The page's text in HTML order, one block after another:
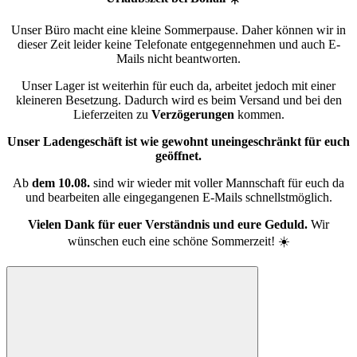
Unser Büro macht eine kleine Sommerpause. Daher können wir in
dieser Zeit leider keine Telefonate entgegennehmen und auch E-
Mails nicht beantworten.
Unser Lager ist weiterhin für euch da, arbeitet jedoch mit einer
kleineren Besetzung. Dadurch wird es beim Versand und bei den
Lieferzeiten zu Verzögerungen kommen.
Unser Ladengeschäft ist wie gewohnt uneingeschränkt für euch
geöffnet.
Ab dem 10.08. sind wir wieder mit voller Mannschaft für euch da
und bearbeiten alle eingegangenen E-Mails schnellstmöglich.
Vielen Dank für euer Verständnis und eure Geduld. Wir
wünschen euch eine schöne Sommerzeit! ☀️